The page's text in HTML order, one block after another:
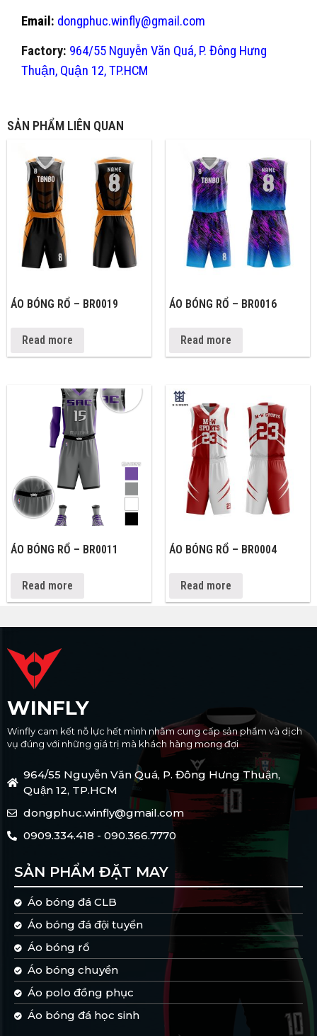
Email: dongphuc.winfly@gmail.com
Factory: 964/55 Nguyễn Văn Quá, P. Đông Hưng
Thuận, Quận 12, TP.HCM
SẢN PHẨM LIÊN QUAN
ÁO BÓNG RỔ – BR0019
Read more
ÁO BÓNG RỔ – BR0016
Read more
ÁO BÓNG RỔ – BR0011
Read more
ÁO BÓNG RỔ – BR0004
Read more
WINFLY
Winfly cam kết nỗ lực hết mình nhằm cung cấp sản phẩm và dịch
vụ đúng với những giá trị mà khách hàng mong đợi
964/55 Nguyễn Văn Quá, P. Đông Hưng Thuận,
Quận 12, TP.HCM
dongphuc.winfly@gmail.com
0909.334.418 - 090.366.7770
SẢN PHẨM ĐẶT MAY
Áo bóng đá CLB
Áo bóng đá đội tuyển
Áo bóng rổ
Áo bóng chuyền
Áo polo đồng phục
Áo bóng đá học sinh